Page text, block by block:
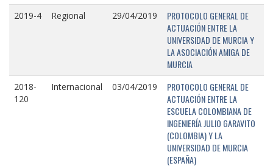
2019-4 Regional 29/04/2019
PROTOCOLO GENERAL DE
ACTUACIÓN ENTRE LA
UNIVERSIDAD DE MURCIA Y
LA ASOCIACIÓN AMIGA DE
MURCIA
2018-
120
Internacional 03/04/2019
PROTOCOLO GENERAL DE
ACTUACIÓN ENTRE LA
ESCUELA COLOMBIANA DE
INGENIERÍA JULIO GARAVITO
(COLOMBIA) Y LA
UNIVERSIDAD DE MURCIA
(ESPAÑA)